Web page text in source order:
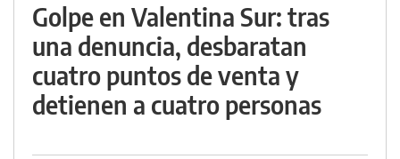
Golpe en Valentina Sur: tras
una denuncia, desbaratan
cuatro puntos de venta y
detienen a cuatro personas